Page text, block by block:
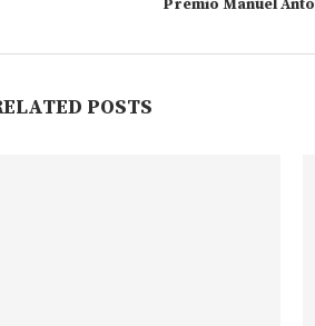
Prémio Manuel
POSTS